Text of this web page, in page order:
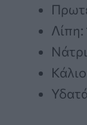
Λίπη: